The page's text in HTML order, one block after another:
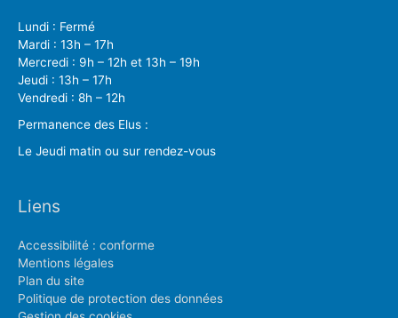
Lundi : Fermé
Mardi : 13h – 17h
Mercredi : 9h – 12h et 13h – 19h
Jeudi : 13h – 17h
Vendredi : 8h – 12h
Permanence des Elus :
Le Jeudi matin ou sur rendez-vous
Liens
Accessibilité : conforme
Mentions légales
Plan du site
Politique de protection des données